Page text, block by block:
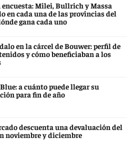
encuesta: Milei, Bullrich y Massa
en cada una de las provincias del
gana cada uno
en la cárcel de Bouwer: perfil de
y cómo beneficiaban a los
a cuánto puede llegar su
para fin de año
descuenta una devaluación del
noviembre y diciembre